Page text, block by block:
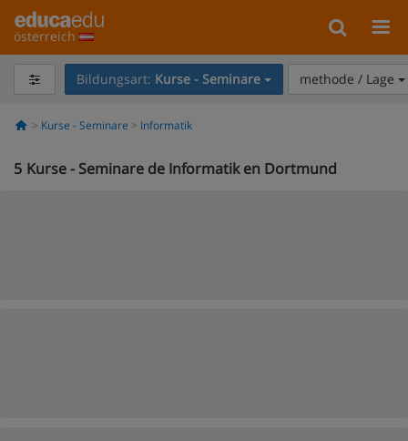
österreich
Bildungsart: Kurse - Seminare methode / Lage
Kurse - Seminare Informatik
5 Kurse - Seminare de Informatik en Dortmund